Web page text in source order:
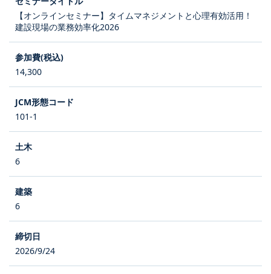
【オンラインセミナー】タイムマネジメントと心理有効活用！
建設現場の業務効率化2026
14,300
101-1
6
6
2026/9/24